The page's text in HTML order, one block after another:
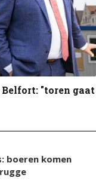
"toren gaat
boeren komen